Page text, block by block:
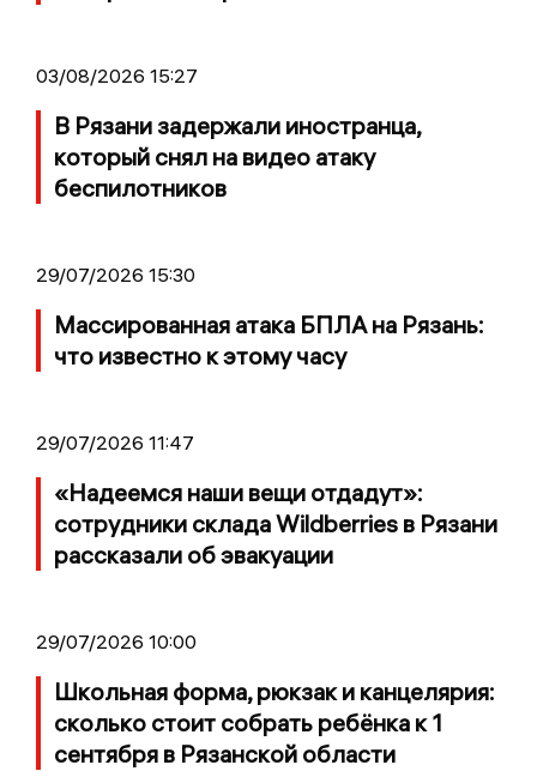
03/08/2026 15:27
В Рязани задержали иностранца,
который снял на видео атаку
беспилотников
29/07/2026 15:30
Массированная атака БПЛА на Рязань:
что известно к этому часу
29/07/2026 11:47
«Надеемся наши вещи отдадут»:
сотрудники склада Wildberries в Рязани
рассказали об эвакуации
29/07/2026 10:00
Школьная форма, рюкзак и канцелярия:
сколько стоит собрать ребёнка к 1
сентября в Рязанской области